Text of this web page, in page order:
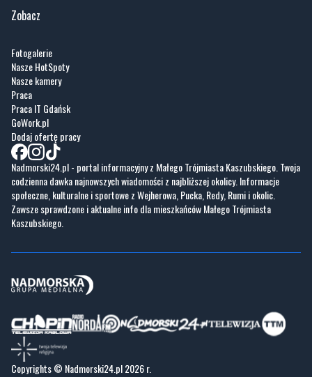
Zobacz
Fotogalerie
Nasze HotSpoty
Nasze kamery
Praca
Praca IT Gdańsk
GoWork.pl
Dodaj ofertę pracy
Nadmorski24.pl - portal informacyjny z Małego Trójmiasta Kaszubskiego. Twoja
codzienna dawka najnowszych wiadomości z najbliższej okolicy. Informacje
społeczne, kulturalne i sportowe z Wejherowa, Pucka, Redy, Rumi i okolic.
Zawsze sprawdzone i aktualne info dla mieszkańców Małego Trójmiasta
Kaszubskiego.
Copyrights © Nadmorski24.pl 2026 r.